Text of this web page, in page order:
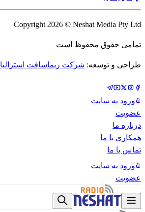
Copyright 2026 © Neshat Media Pty Ltd
تمامی حقوق محفوظ است
طراحی و توسعه: شرکت ریماسافت استرالیا
ورود به سایت
عضویت
درباره ما
همکاری با ما
تماس با ما
ورود به سایت
عضویت